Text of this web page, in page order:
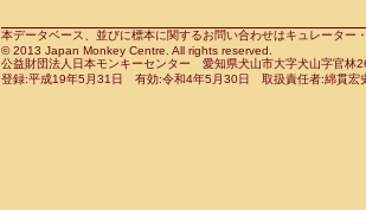
CercopithecidaeMacaca tonkeana(0)
CercopithecidaeMacacahybrid(0)
CercopithecidaeMacaca spp.(0)
CebidaeSaguinus leucopus(0)
CebidaeSaguinus midas(0)
Cebidae Saguinus mystax(0)
本データベース、並びに標本に関するお問い合わせはキュレータ
© 2013 Japan Monkey Centre. All rights reserved.
公益財団法人日本モンキーセンター 愛知県犬山市大字犬山字官
登録:平成19年5月31日 有効:令和4年5月30日 取扱責任者:綿貫宏